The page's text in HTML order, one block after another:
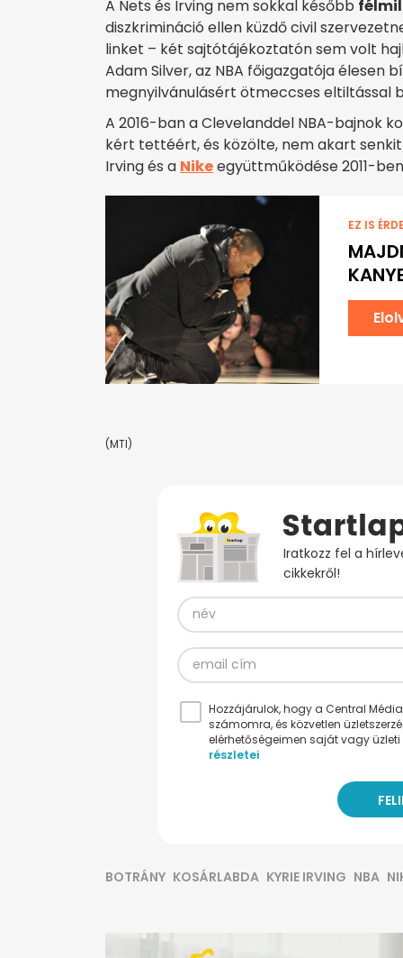
A Nets és Irving nem sokkal később
diszkrimináció ellen küzdő civil
linket – két sajtótájékoztatón sem volt
Adam Silver, az NBA főigazgatója élesen
megnyilvánulásért ötmeccses eltiltással
A 2016-ban a Clevelanddel NBA-bajnok
kért tettéért, és közölte, nem akart
Irving és a Nikeegyüttműködése 2011-
EZ IS
(MTI)
Iratkozz fel a
cikkekről!
Hozzájárulok, hogy a Central
számomra, és közvetlen
elérhetőségeimen saját vagy
részletei
BOTRÁNY KOSÁRLABDA KYRIE IRVING NBA